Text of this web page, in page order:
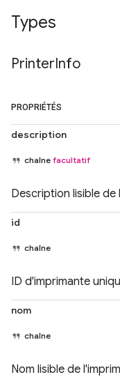
Types
PrinterInfo
PROPRIÉTÉS
description
chaîne facultatif
Description lisible de
id
chaîne
ID d'imprimante
nom
chaîne
Nom lisible de